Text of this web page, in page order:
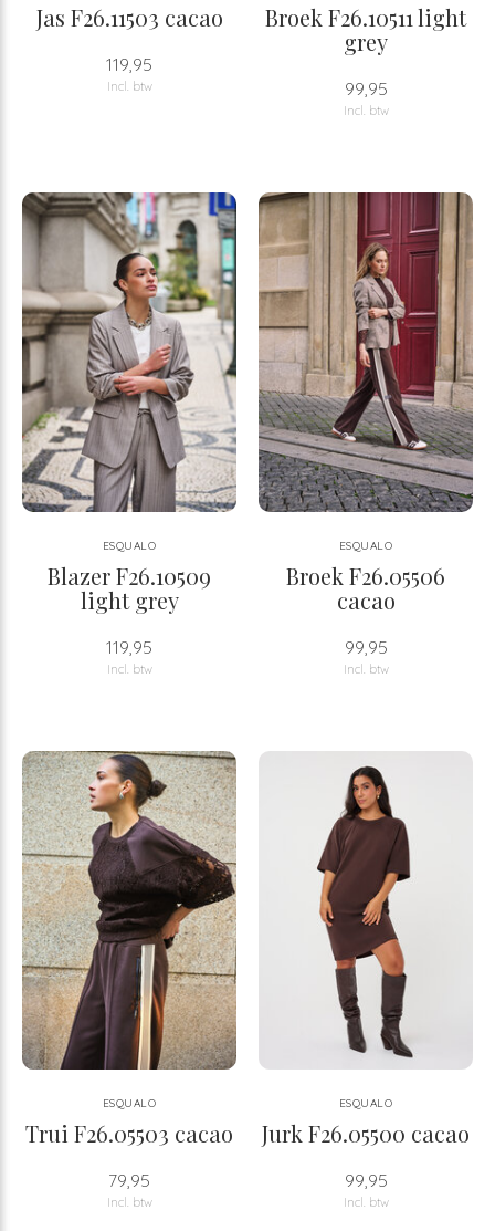
Jas F26.11503 cacao
119,95
Incl. btw
Broek F26.10511 light
grey
99,95
Incl. btw
ESQUALO
Blazer F26.10509
light grey
119,95
Incl. btw
ESQUALO
Broek F26.05506
cacao
99,95
Incl. btw
ESQUALO
Trui F26.05503 cacao
79,95
Incl. btw
ESQUALO
Jurk F26.05500 cacao
99,95
Incl. btw